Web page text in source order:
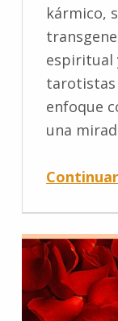
kármico,
espiritual
tarotistas
enfoque
una